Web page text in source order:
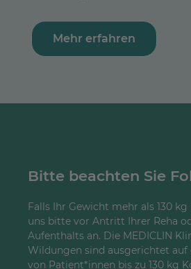
Mehr erfahren
Bitte beachten Sie
Falls Ihr Gewicht mehr als 130
uns bitte vor Antritt Ihrer Reha
Aufenthalts an. Die MEDICLIN
Wildungen sind ausgerichtet auf
von Patient*innen bis zu 130 kg